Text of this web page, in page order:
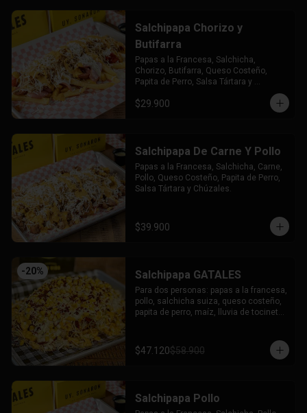
Salchipapa Chorizo y
Butifarra
Papas a la Francesa, Salchicha,
Chorizo, Butifarra, Queso Costeño,
Papita de Perro, Salsa Tártara y
$29.900
Salchipapa De Carne Y Pollo
Papas a la Francesa, Salchicha, Carne,
Pollo, Queso Costeño, Papita de Perro,
Salsa Tártara y Chúzales.
$39.900
-20% Salchipapa GATALES
Para dos personas: papas a la francesa,
pollo, salchicha suiza, queso costeño,
papita de perro, maíz, lluvia de tocineta,
$47.120$58.900
Salchipapa Pollo